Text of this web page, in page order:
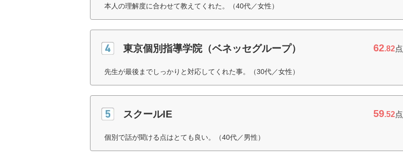
本人の理解度に合わせて教えてくれた。（40代／女性）
東京個別指導学院（ベネッセグループ） 62.82点
先生が最後までしっかりと対応してくれた事。（30代／女性）
スクールIE 59.52点
個別で話が聞ける点はとても良い。（40代／男性）